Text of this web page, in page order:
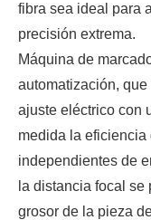
fibra sea ideal para
precisión extrema.
Máquina de
automatización,
ajuste eléctrico con
medida la
independientes de
la distancia focal se
grosor de la pieza